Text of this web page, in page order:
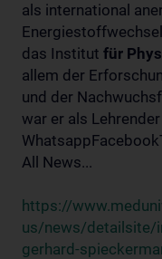
als international
das Institut für
allem der
und der
war er als
All News...
https://
us/news/detailsite/
gerhard-